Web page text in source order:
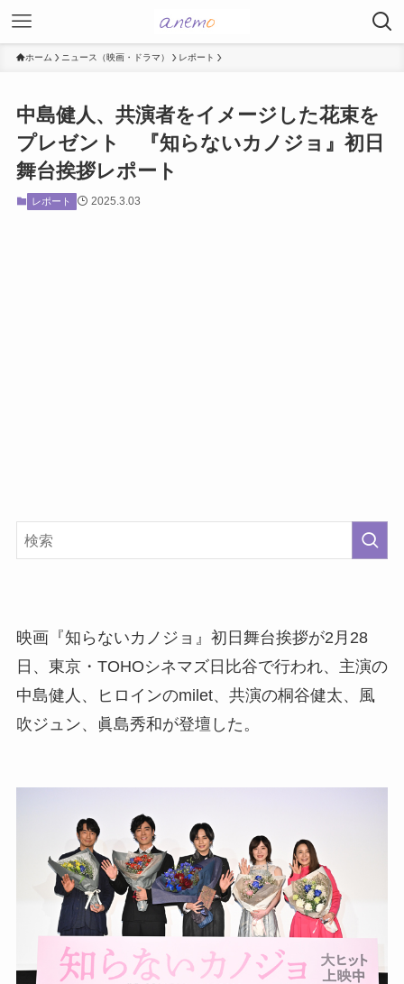
ホーム ニュース（映画・ドラマ） レポート
中島健人、共演者をイメージした花束を
プレゼント 『知らないカノジョ』初日
舞台挨拶レポート
レポート 2025.3.03
映画『知らないカノジョ』初日舞台挨拶が2月28
日、東京・TOHOシネマズ日比谷で行われ、主演の
中島健人、ヒロインのmilet、共演の桐谷健太、風
吹ジュン、眞島秀和が登壇した。